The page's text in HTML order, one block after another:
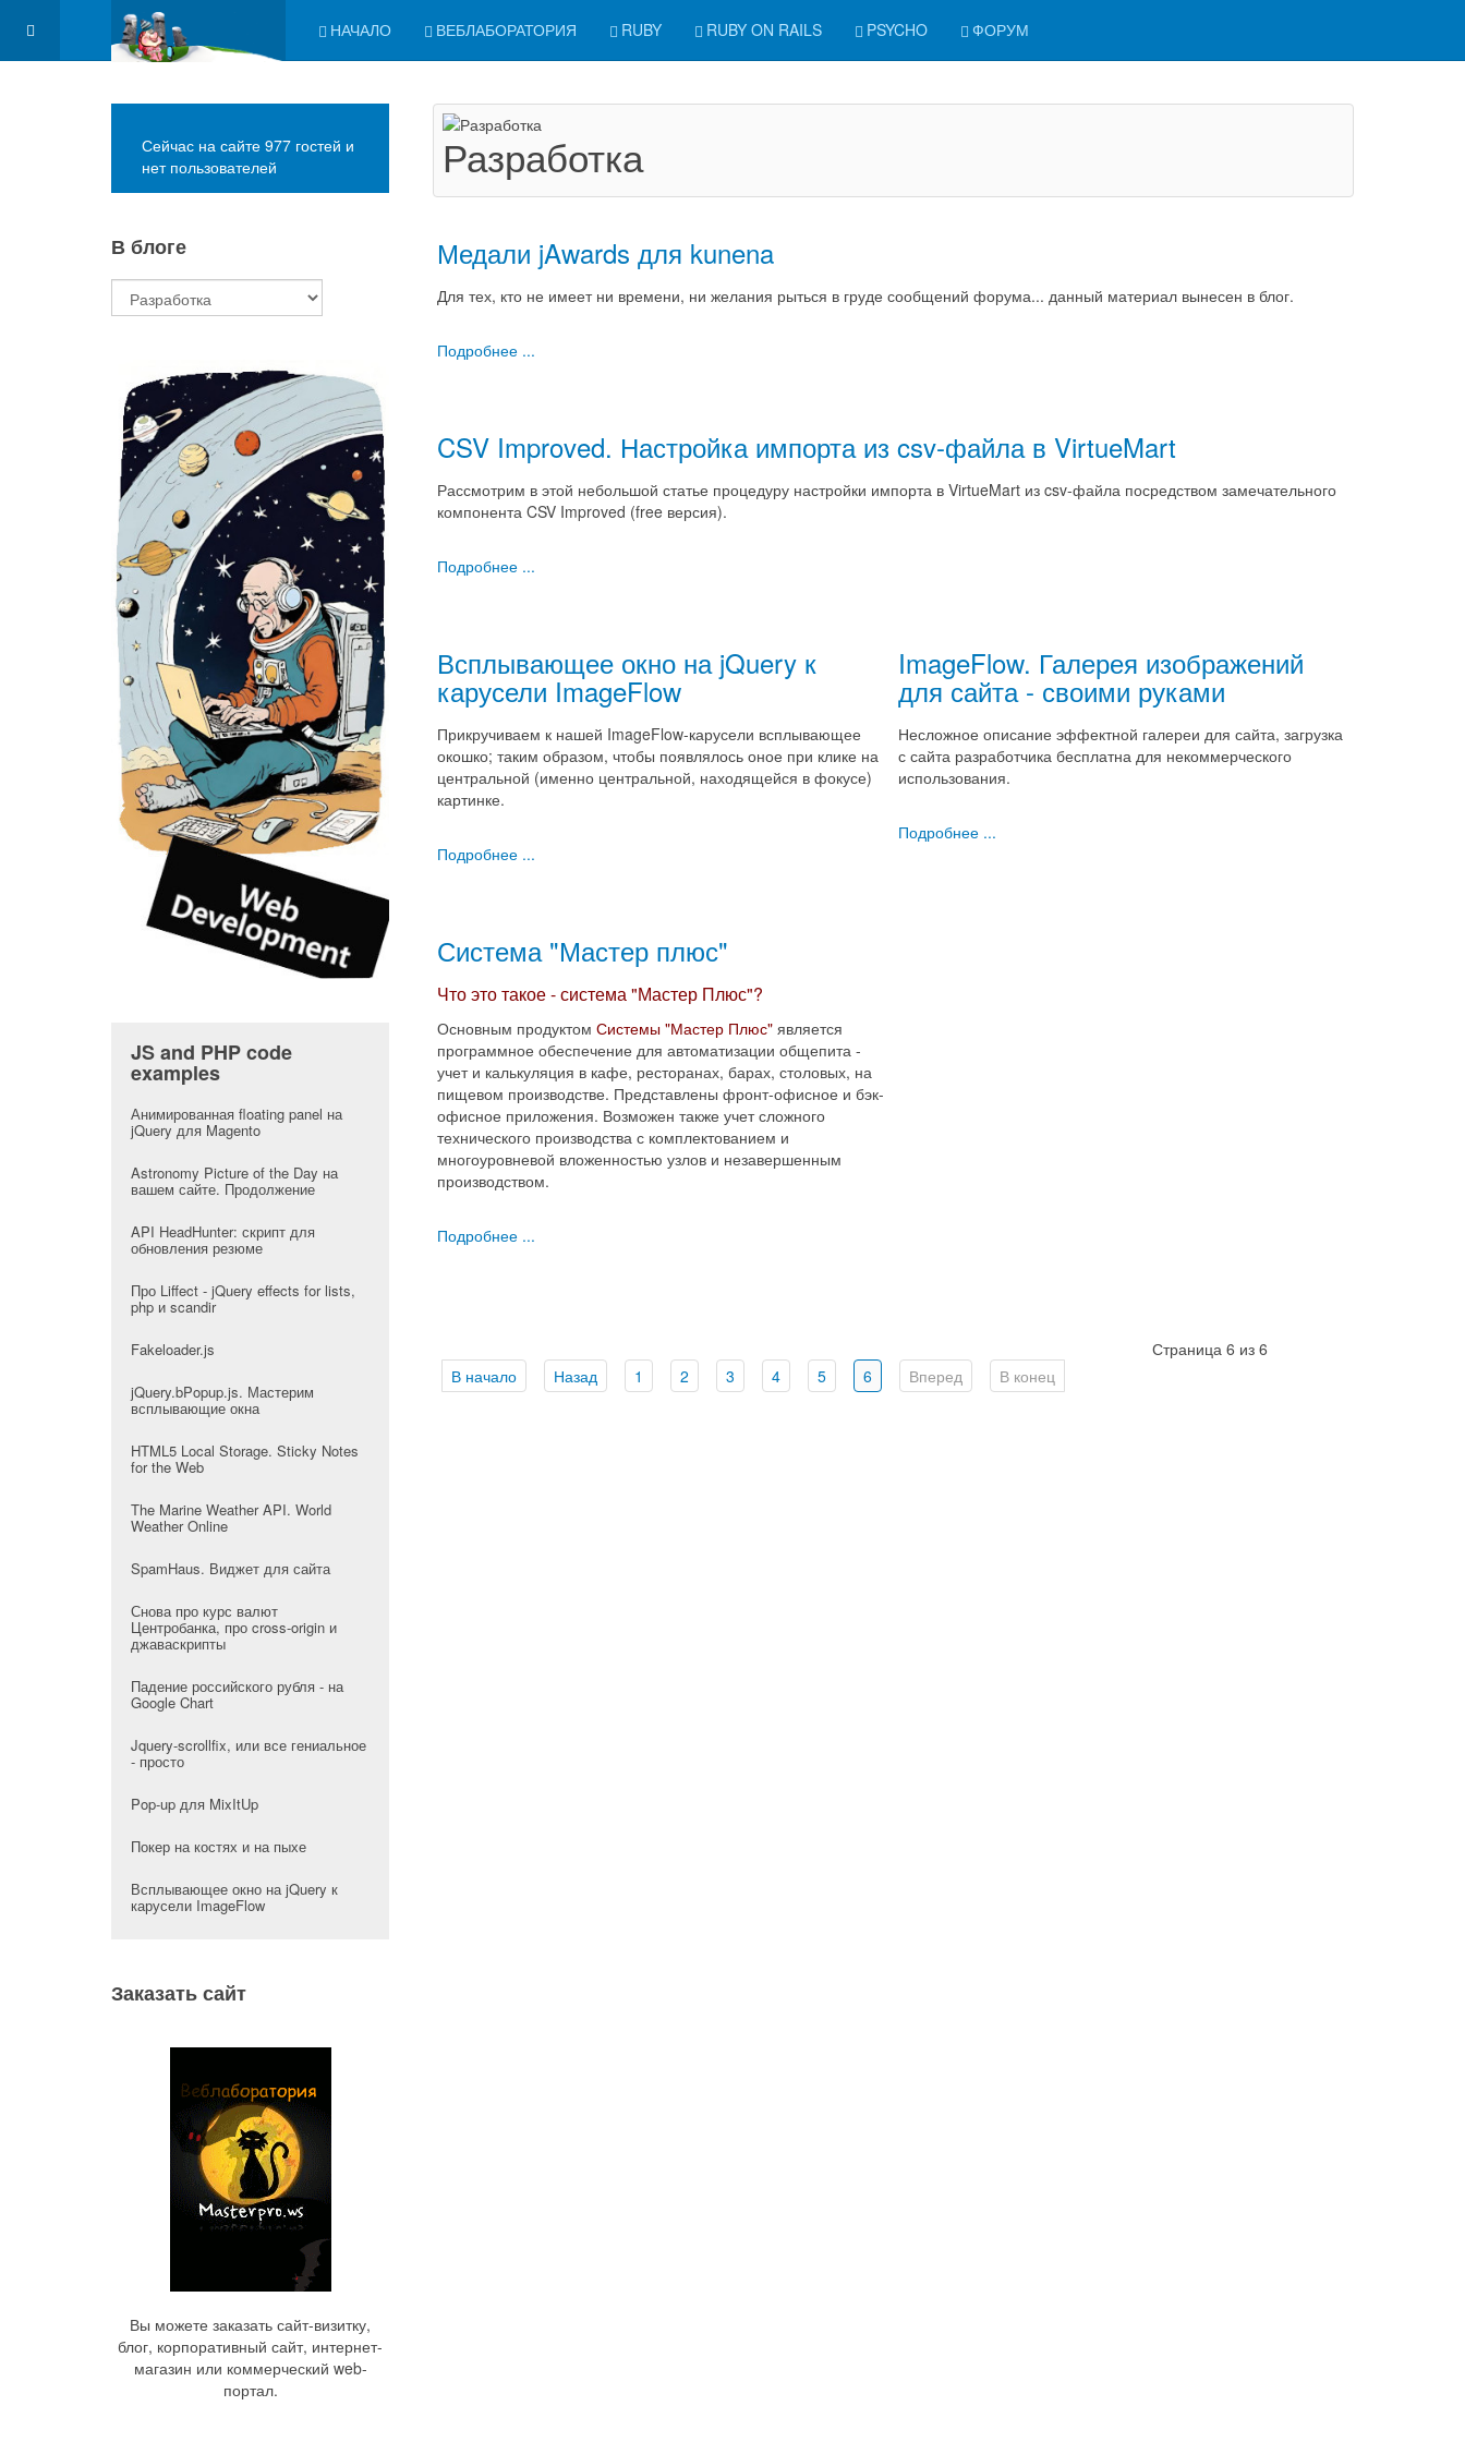
НАЧАЛО ВЕБЛАБОРАТОРИЯ RUBY RUBY ON RAILS PSYCHO ФОРУМ
Разработка
Медали jAwards для kunena
Для тех, кто не имеет ни времени, ни желания рыться в груде сообщений форума... данный материал вынесен в блог.
Подробнее ...
CSV Improved. Настройка импорта из csv-файла в VirtueMart
Рассмотрим в этой небольшой статье процедуру настройки импорта в VirtueMart из csv-файла посредством замечательного
компонента CSV Improved (free версия).
Подробнее ...
Всплывающее окно на jQuery к
карусели ImageFlow
Прикручиваем к нашей ImageFlow-карусели всплывающее
окошко; таким образом, чтобы появлялось оное при клике на
центральной (именно центральной, находящейся в фокусе)
картинке.
Подробнее ...
ImageFlow. Галерея изображений
для сайта - своими руками
Несложное описание эффектной галереи для сайта, загрузка
с сайта разработчика бесплатна для некоммерческого
использования.
Подробнее ...
Система "Мастер плюс"
Что это такое - система "Мастер Плюс"?
Основным продуктом Системы "Мастер Плюс" является
программное обеспечение для автоматизации общепита -
учет и калькуляция в кафе, ресторанах, барах, столовых, на
пищевом производстве. Представлены фронт-офисное и бэк-
офисное приложения. Возможен также учет сложного
технического производства с комплектованием и
многоуровневой вложенностью узлов и незавершенным
производством.
Подробнее ...
В начало Назад 1 2 3 4 5 6 Вперед В конец
Страница 6 из 6
Сейчас на сайте 977 гостей и
нет пользователей
В блоге
JS and PHP code
examples
Анимированная floating panel на
jQuery для Magento
Astronomy Picture of the Day на
вашем сайте. Продолжение
API HeadHunter: скрипт для
обновления резюме
Про Liffect - jQuery effects for lists,
php и scandir
Fakeloader.js
jQuery.bPopup.js. Мастерим
всплывающие окна
HTML5 Local Storage. Sticky Notes
for the Web
The Marine Weather API. World
Weather Online
SpamHaus. Виджет для сайта
Снова про курс валют
Центробанка, про cross-origin и
джаваскрипты
Падение российского рубля - на
Google Chart
Jquery-scrollfix, или все гениальное
- просто
Pop-up для MixItUp
Покер на костях и на пыхе
Всплывающее окно на jQuery к
карусели ImageFlow
Заказать сайт
Вы можете заказать сайт-визитку,
блог, корпоративный сайт, интернет-
магазин или коммерческий web-
портал.